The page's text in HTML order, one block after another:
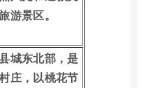
游景区。
城东北部，是
庄，以桃花节